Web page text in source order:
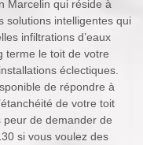
Marcelin qui réside à
solutions intelligentes qui
infiltrations d’eaux
terme le toit de votre
éclectiques.
de répondre à
de votre toit
peur de demander de
si vous voulez des